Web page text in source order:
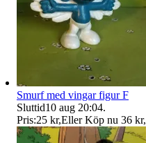
Smurf med vingar figur F
Sluttid10 aug 20:04.
Pris:25 kr,Eller Köp nu 36 kr,